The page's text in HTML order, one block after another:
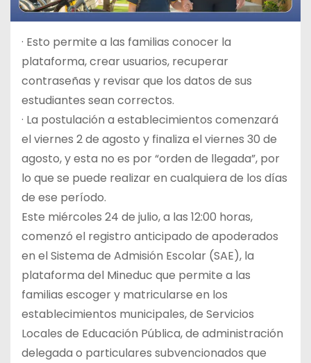
· Esto permite a las familias conocer la
plataforma, crear usuarios, recuperar
contraseñas y revisar que los datos de sus
estudiantes sean correctos.
· La postulación a establecimientos comenzará
el viernes 2 de agosto y finaliza el viernes 30 de
agosto, y esta no es por “orden de llegada”, por
lo que se puede realizar en cualquiera de los días
de ese período.
Este miércoles 24 de julio, a las 12:00 horas,
comenzó el registro anticipado de apoderados
en el Sistema de Admisión Escolar (SAE), la
plataforma del Mineduc que permite a las
familias escoger y matricularse en los
establecimientos municipales, de Servicios
Locales de Educación Pública, de administración
delegada o particulares subvencionados que